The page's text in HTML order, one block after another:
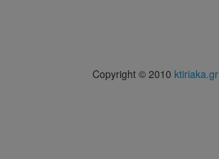
Copyright © 2010 ktiriaka.gr